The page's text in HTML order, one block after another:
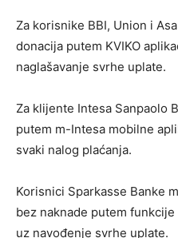
Za korisnike BBI, Union i
donacija putem KVIKO
naglašavanje svrhe uplate.
Za klijente Intesa Sanpaolo
putem m-Intesa mobilne
svaki nalog plaćanja.
Korisnici Sparkasse Banke
bez naknade putem funkcije
uz navođenje svrhe uplate.